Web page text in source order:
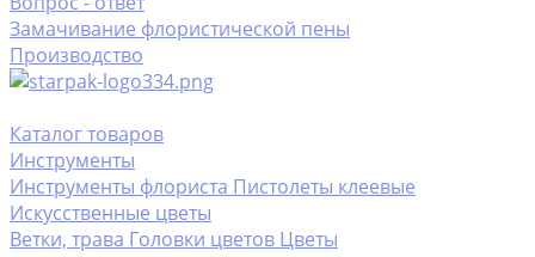
Замачивание флористической пены
Производство
Каталог товаров
Инструменты
Инструменты флориста Пистолеты клеевые
Искусственные цветы
Ветки, трава Головки цветов Цветы